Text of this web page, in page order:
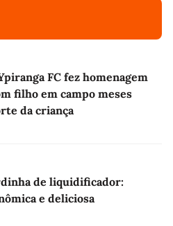
FC fez homenagem
filho em campo meses
da criança
de liquidificador:
e deliciosa